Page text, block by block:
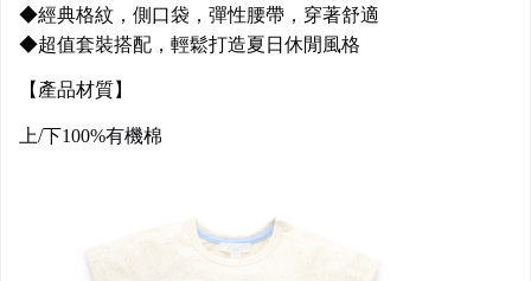
◆經典格紋，側口袋，彈性腰帶，穿著舒適
◆超值套裝搭配，輕鬆打造夏日休閒風格
【產品材質】
上/下100%有機棉